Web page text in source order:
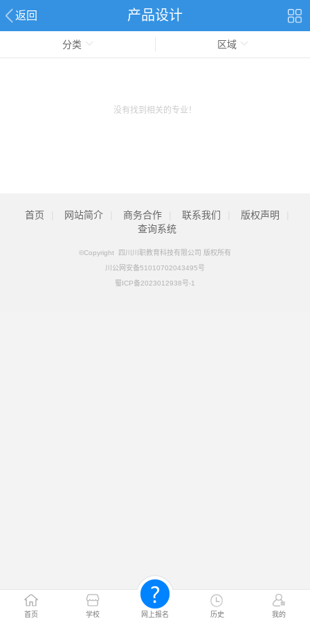
返回 产品设计
首页 学校 网上报名 历史 我的
分类 区域
没有找到相关的专业！
首页 网站简介 商务合作 联系我们 版权声明
查询系统
©Copyright 四川川职教育科技有限公司 版权所有
川公网安备51010702043495号
蜀ICP备2023012938号-1